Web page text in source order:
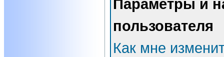
Параметры и
пользователя
Как мне